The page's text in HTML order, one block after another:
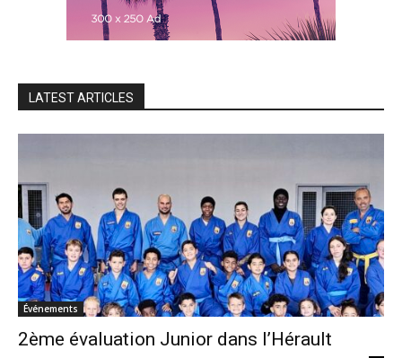
LATEST ARTICLES
Événements
2ème évaluation Junior dans l’Hérault